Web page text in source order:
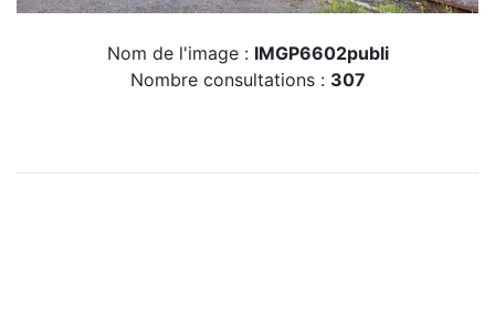
Nom de l'image : IMGP6602publi
Nombre consultations : 307